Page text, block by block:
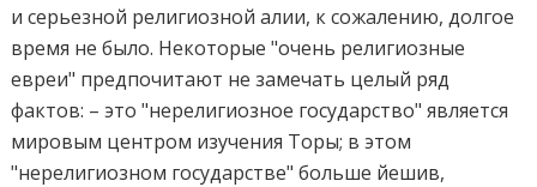
и серьезной религиозной алии, к сожалению, долгое
время не было. Некоторые "очень религиозные
евреи" предпочитают не замечать целый ряд
фактов: – это "нерелигиозное государство" является
мировым центром изучения Торы; в этом
"нерелигиозном государстве" больше йешив,